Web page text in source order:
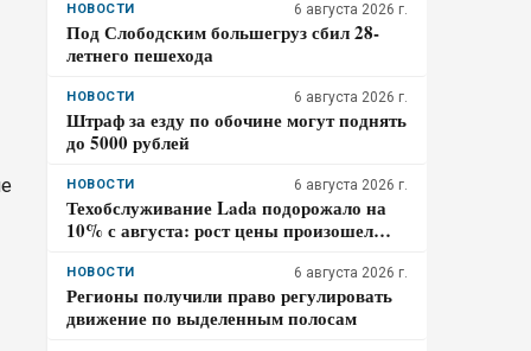
НОВОСТИ 6 августа 2026 г.
Под Слободским большегруз сбил 28-
летнего пешехода
НОВОСТИ 6 августа 2026 г.
Штраф за езду по обочине могут поднять
до 5000 рублей
НОВОСТИ 6 августа 2026 г.
Техобслуживание Lada подорожало на
10% с августа: рост цены произошел
НОВОСТИ 6 августа 2026 г.
Регионы получили право регулировать
движение по выделенным полосам